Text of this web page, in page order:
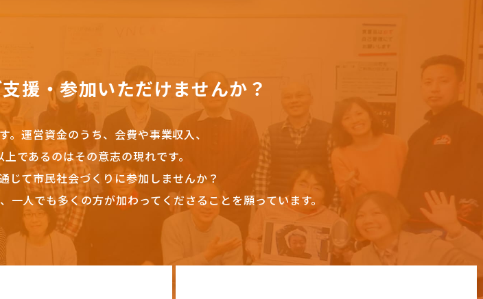
援・参加いただけませんか？
運営資金のうち、会費や事業収入、
であるのはその意志の現れです。
じて市民社会づくりに参加しませんか？
人でも多くの方が加わってくださることを願っています。